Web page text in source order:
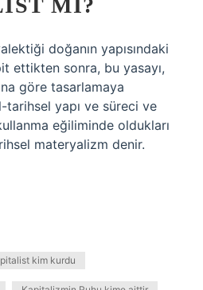
MI?
doğanın yapısındaki
ettikten sonra, bu yasayı,
göre tasarlamaya
tarihsel yapı ve süreci ve
eğiliminde oldukları
materyalizm denir.
kim kurdu